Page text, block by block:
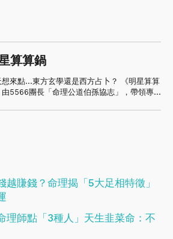
算算鍋
想來點...東方玄學還是西方占卜？ 《明星算算
由5566團長「命理公道伯孫協志」，帶領專
越賺錢？命理揭「5大足相特徵」
理師點「3種人」天生韭菜命：不